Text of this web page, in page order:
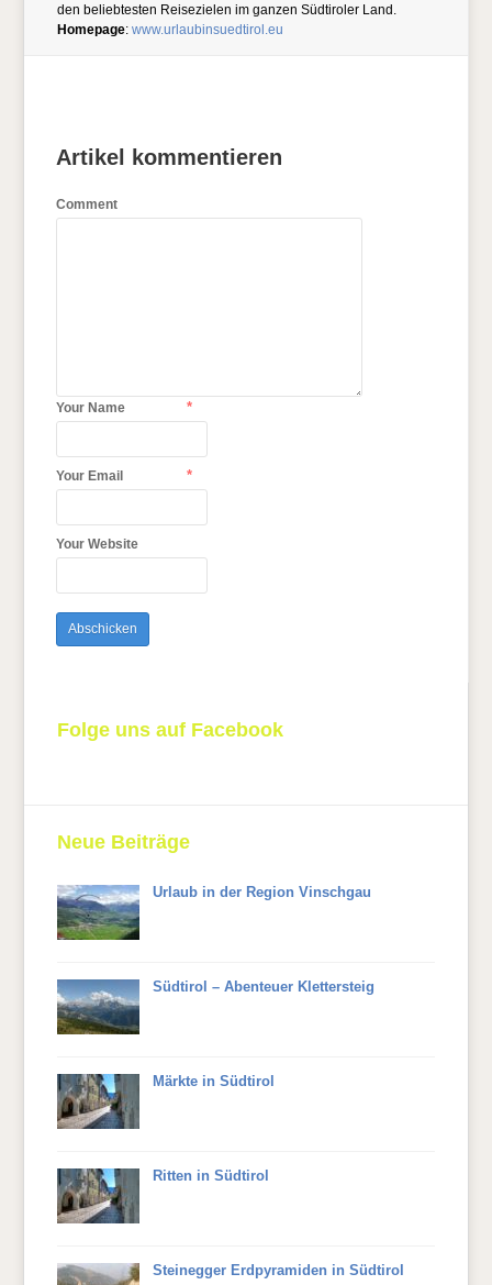
den beliebtesten Reisezielen im ganzen Südtiroler Land.
Homepage:www.urlaubinsuedtirol.eu
Artikel kommentieren
Comment
Your Name *
Your Email *
Your Website
Folge uns auf Facebook
Neue Beiträge
Urlaub in der Region Vinschgau
Südtirol – Abenteuer Klettersteig
Märkte in Südtirol
Ritten in Südtirol
Steinegger Erdpyramiden in Südtirol